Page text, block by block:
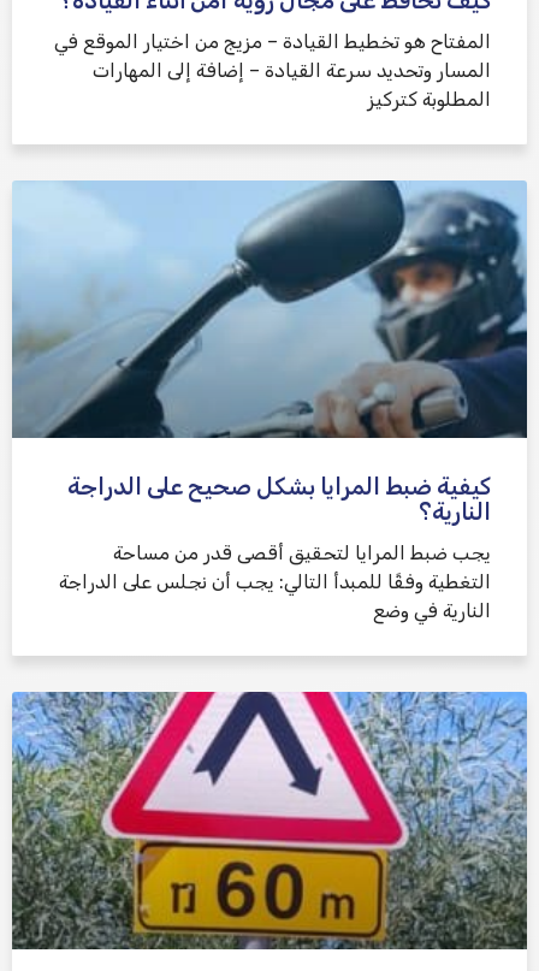
المفتاح هو تخطيط القيادة – مزيج من اختيار الموقع في
المسار وتحديد سرعة القيادة – إضافة إلى المهارات
المطلوبة كتركيز
كيفية ضبط المرايا بشكل صحيح على الدراجة
النارية؟
يجب ضبط المرايا لتحقيق أقصى قدر من مساحة
التغطية وفقًا للمبدأ التالي: يجب أن نجلس على الدراجة
النارية في وضع